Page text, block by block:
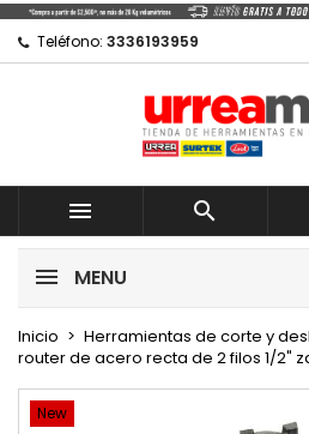
Teléfono: 3336193959
 
MENU
Inicio Herramientas de corte y
router de acero recta de 2 filos 1/2"
New
Mi lista de regalos
Crear nueva lista
Crear lista de
Nombre de la lista de deseos
Iniciar sesión
Debe iniciar sesión para
lista de deseos.
Iniciar